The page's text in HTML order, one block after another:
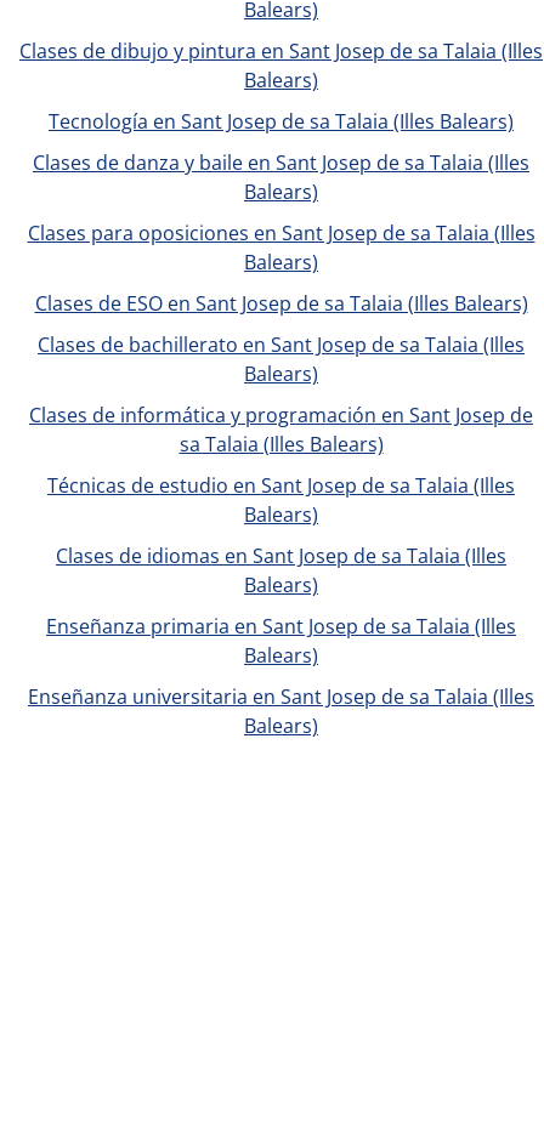
Balears)
Clases de dibujo y pintura en Sant Josep de sa Talaia (Illes
Balears)
Tecnología en Sant Josep de sa Talaia (Illes Balears)
Clases de danza y baile en Sant Josep de sa Talaia (Illes
Balears)
Clases para oposiciones en Sant Josep de sa Talaia (Illes
Balears)
Clases de ESO en Sant Josep de sa Talaia (Illes Balears)
Clases de bachillerato en Sant Josep de sa Talaia (Illes
Balears)
Clases de informática y programación en Sant Josep de
sa Talaia (Illes Balears)
Técnicas de estudio en Sant Josep de sa Talaia (Illes
Balears)
Clases de idiomas en Sant Josep de sa Talaia (Illes
Balears)
Enseñanza primaria en Sant Josep de sa Talaia (Illes
Balears)
Enseñanza universitaria en Sant Josep de sa Talaia (Illes
Balears)